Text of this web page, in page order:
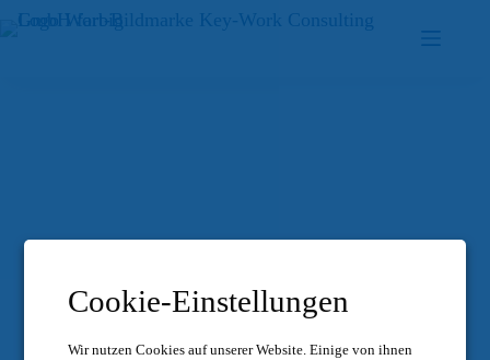
Zum
Inhalt
Cookie-Einstellungen
Wir nutzen Cookies auf unserer Website.Einige von ihnen